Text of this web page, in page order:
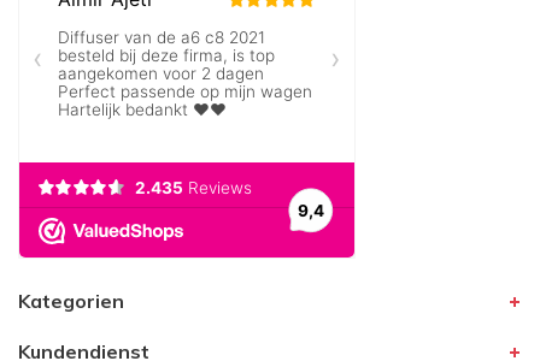
Kategorien
Kundendienst